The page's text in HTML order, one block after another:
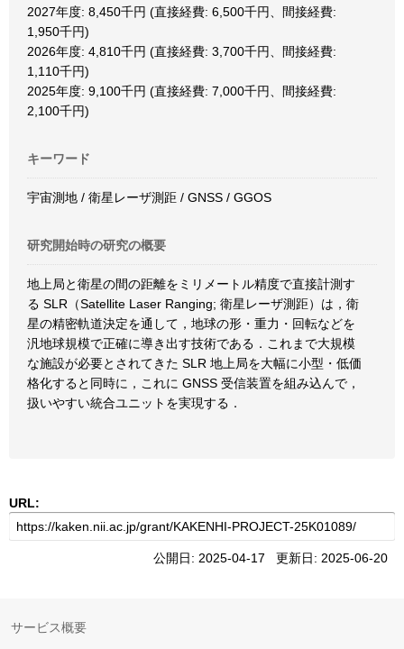
2027年度: 8,450千円 (直接経費: 6,500千円、間接経費:
1,950千円)
2026年度: 4,810千円 (直接経費: 3,700千円、間接経費:
1,110千円)
2025年度: 9,100千円 (直接経費: 7,000千円、間接経費:
2,100千円)
キーワード
宇宙測地 / 衛星レーザ測距 / GNSS / GGOS
研究開始時の研究の概要
地上局と衛星の間の距離をミリメートル精度で直接計測す
る SLR（Satellite Laser Ranging; 衛星レーザ測距）は，衛
星の精密軌道決定を通して，地球の形・重力・回転などを
汎地球規模で正確に導き出す技術である．これまで大規模
な施設が必要とされてきた SLR 地上局を大幅に小型・低価
格化すると同時に，これに GNSS 受信装置を組み込んで，
扱いやすい統合ユニットを実現する．
URL:
公開日: 2025-04-17 更新日: 2025-06-20
サービス概要